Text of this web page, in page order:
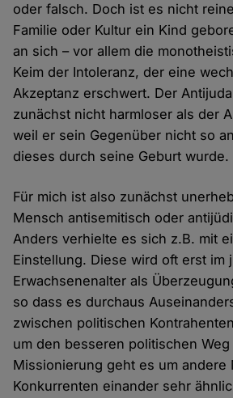
oder falsch. Doch ist es nicht
Familie oder Kultur ein Kind
an sich – vor allem die
Keim der Intoleranz, der eine
Akzeptanz erschwert. Der
zunächst nicht harmloser als der
weil er sein Gegenüber nicht so
dieses durch seine Geburt wurde.
Für mich ist also zunächst
Mensch antisemitisch oder
Anders verhielte es sich z.B. mit
Einstellung. Diese wird oft erst im
Erwachsenenalter als
so dass es durchaus
zwischen politischen
um den besseren politischen
Missionierung geht es um andere
Konkurrenten einander sehr